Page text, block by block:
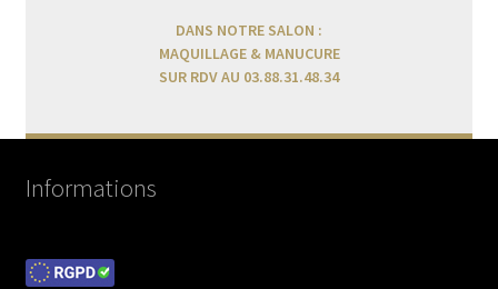
DANS NOTRE SALON :
MAQUILLAGE & MANUCURE
SUR RDV AU 03.88.31.48.34
Informations